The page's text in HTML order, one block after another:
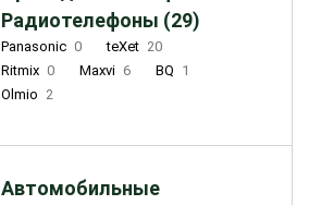
Радиотелефоны (29)
Panasonic 0 teXet 20
Ritmix 0 Maxvi 6 BQ 1
Olmio 2
Автомобильные